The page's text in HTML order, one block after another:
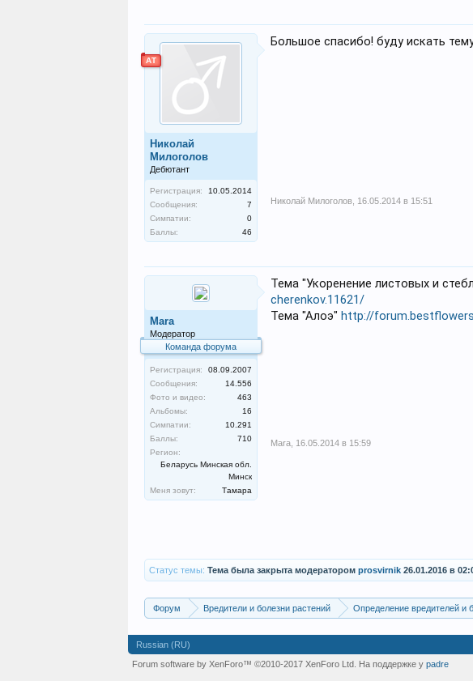
АТ
Николай
Милоголов
Дебютант
Регистрация:
10.05.2014
Сообщения:
7
Симпатии:
0
Баллы:
46
Большое спасибо! буду искать
Николай Милоголов 16.05.2014 в 15:51
Mara
Модератор
Команда форума
Регистрация:
08.09.2007
Сообщения:
14.556
Фото и видео:
463
Альбомы:
16
Симпатии:
10.291
Баллы:
710
Регион:
Беларусь Минская обл.
Минск
Меня зовут:
Тамара
Тема "Укоренение листовых и
cherenkov.11621/
Тема "Алоэ" http://
Mara 16.05.2014 в 15:59
Статус темы: Тема была закрыта модератором prosvirnik 26.01.2016 в
Форум Вредители и болезни растений Определение вредителей и
Russian (RU)
Forum software by XenForo™ ©2010-2017 XenForo Ltd. На поддержке у padre